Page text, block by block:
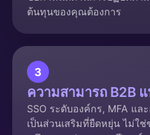
ต้นทุนของคุณต้องการ
3
ความสามารถ B2B
SSO ระดับองค์กร, MFA แล
เป็นส่วนเสริมที่ยืดหยุ่น ไม่ใ